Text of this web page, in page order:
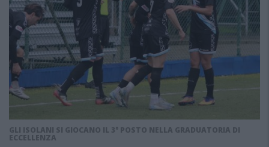
GLI ISOLANI SI GIOCANO IL 3° POSTO NELLA GRADUATORIA DI
ECCELLENZA